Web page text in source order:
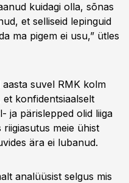
kuidagi olla, sõnas
et selliseid lepinguid
ma pigem ei usu,” ütles
suvel RMK kolm
konfidentsiaalselt
ja pärislepped olid liiga
meie ühist
ära ei lubanud.
analüüsist selgus mis